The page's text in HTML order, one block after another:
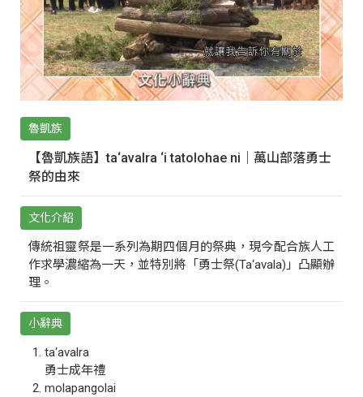
魯凱族
【魯凱族語】ta‘avalra ‘i tatolohae ni｜萬山部落勇士
祭的由來
文化介紹
傳統祖靈祭是一系列為期四個月的祭典，現今配合族人工
作求學濃縮為一天，並特別將「勇士祭(Ta‘avala)」凸顯辦
理。
小辭典
ta‘avalra
勇士成年禮
molapangolai